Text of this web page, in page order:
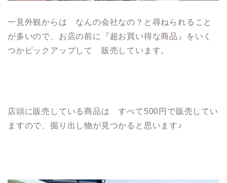
一見外観からは なんの会社なの？と尋ねられること
が多いので、お店の前に『超お買い得な商品』をいく
つかピックアップして 販売しています。
店頭に販売している商品は すべて500円で販売してい
ますので、掘り出し物が見つかると思います♪